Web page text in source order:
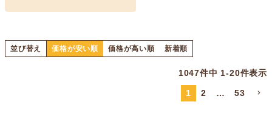
並び替え 価格が安い順 価格が高い順 新着順
1047件中 1-20件表示
1 2 … 53